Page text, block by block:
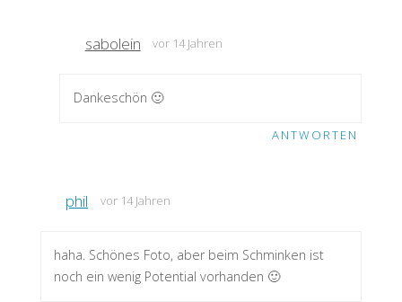
sabolein vor 14 Jahren
Dankeschön 🙂
ANTWORTEN
phil vor 14 Jahren
haha. Schönes Foto, aber beim Schminken ist
noch ein wenig Potential vorhanden 🙂